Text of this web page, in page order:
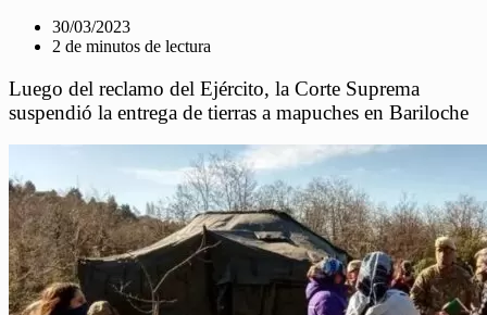
30/03/2023
2 de minutos de lectura
Luego del reclamo del Ejército, la Corte Suprema
suspendió la entrega de tierras a mapuches en Bariloche